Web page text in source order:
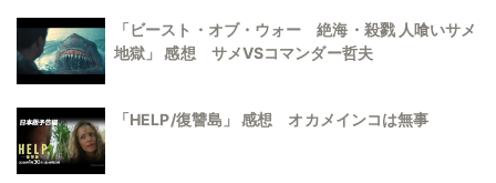
「ビースト・オブ・ウォー 絶海・殺戮 人喰いサメ
地獄」 感想 サメVSコマンダー哲夫
「HELP/復讐島」 感想 オカメインコは無事